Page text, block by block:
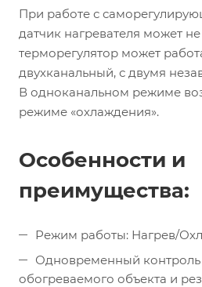
При работе с
датчик нагревателя может не
терморегулятор может
двухканальный, с двумя
В одноканальном режиме
режиме «охлаждения».
Особенности и
преимущества:
Режим работы: Нагрев/
Одновременный контроль
обогреваемого объекта и